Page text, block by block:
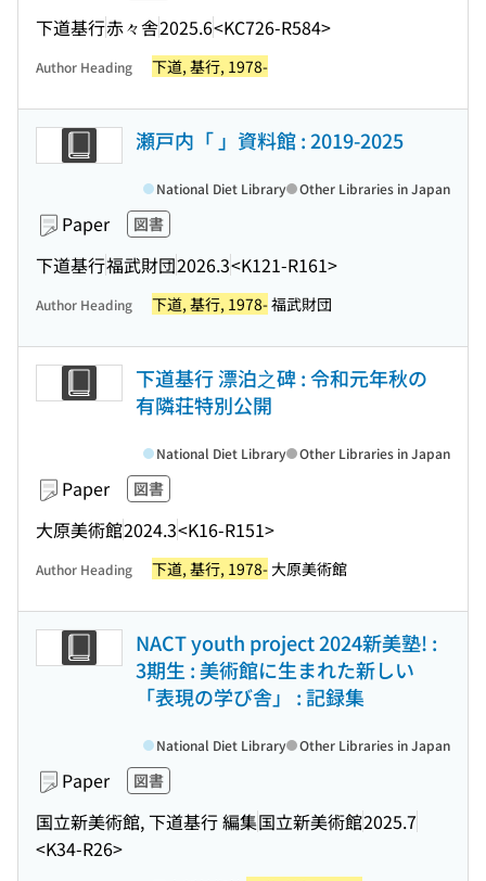
下道基行赤々舎2025.6<KC726-R584>
Author Heading 下道, 基行, 1978-
瀬戸内「 」資料館 : 2019-2025
Paper 図書
下道基行福武財団2026.3<K121-R161>
National Diet Library Other Libraries in Japan
Author Heading 下道, 基行, 1978-福武財団
下道基行 漂泊之碑 : 令和元年秋の
有隣荘特別公開
Paper 図書
大原美術館2024.3<K16-R151>
National Diet Library Other Libraries in Japan
Author Heading 下道, 基行, 1978- 大原美術館
NACT youth project 2024新美塾! :
3期生 : 美術館に生まれた新しい
「表現の学び舎」 : 記録集
Paper 図書
国立新美術館, 下道基行 編集国立新美術館2025.7
<K34-R26>
National Diet Library Other Libraries in Japan